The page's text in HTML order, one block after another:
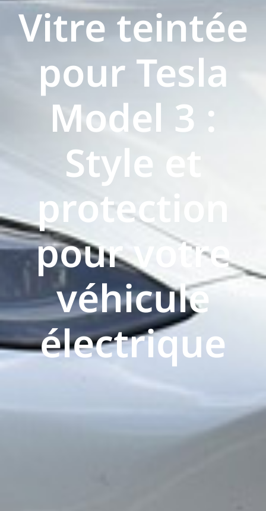
Vitre teintée
pour Tesla
Model 3 :
Style et
protection
pour votre
véhicule
électrique